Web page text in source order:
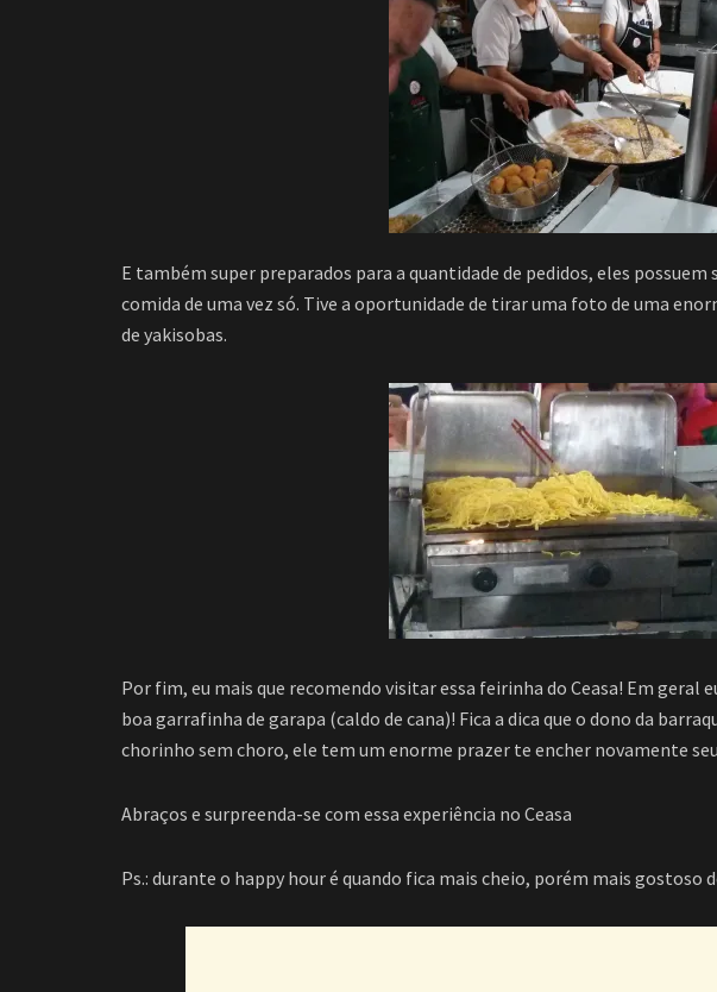
E também super preparados para a quantidade de pedidos, eles
comida de uma vez só. Tive a oportunidade de tirar uma foto de uma
de yakisobas.
Por fim, eu mais que recomendo visitar essa feirinha do Ceasa! Em geral
boa garrafinha de garapa (caldo de cana)! Fica a dica que o dono da
chorinho sem choro, ele tem um enorme prazer te encher novamente
Abraços e surpreenda-se com essa experiência no Ceasa
Ps.: durante o happy hour é quando fica mais cheio, porém mais gostoso